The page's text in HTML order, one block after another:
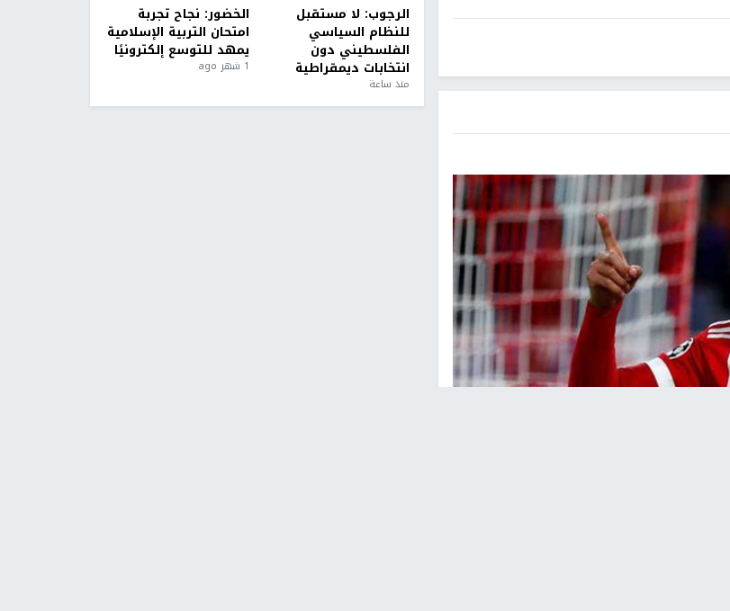
الرجوب: لا مستقبل
للنظام السياسي
الفلسطيني دون
انتخابات ديمقراطية
منذ ساعة
الخضور: نجاح تجربة
امتحان التربية الإسلامية
يمهد للتوسع إلكترونيًا
1 شهر ago